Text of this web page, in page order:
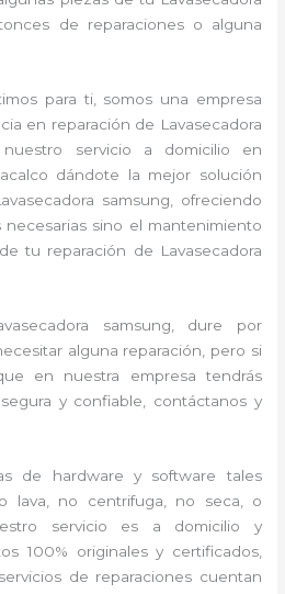
de reparaciones o alguna
para ti, somos una empresa
en reparación de Lavasecadora
servicio a domicilio en
dándote la mejor solución
samsung, ofreciendo
necesarias sino el mantenimiento
tu reparación de Lavasecadora
samsung, dure por
alguna reparación, pero si
en nuestra empresa tendrás
y confiable, contáctanos y
de hardware y software tales
lava, no centrifuga, no seca, o
servicio es a domicilio y
100% originales y certificados,
de reparaciones cuentan